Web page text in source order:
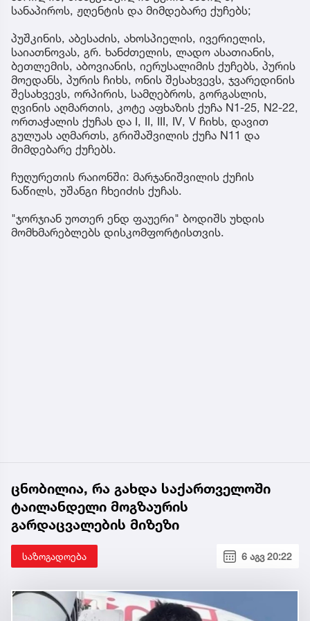
სანაპიროს, ჟღენტის და მიმდებარე ქუჩებს;
პუშკინის, აბესაძის, ახოსპიელის, ივერიელის,
საიათნოვას, გრ. ხანძთელის, ლადო ასათიანის,
ბეთლემის, აბოვიანის, იერუსალიმის ქუჩებს, პურის
მოედანს, პურის ჩიხს, ონის შესახვევს, ჯვარედინის
შესახვევს, ორპირის, სამღებროს, გორგასლის,
ღვინის აღმართის, კოტე აფხაზის ქუჩა N1-25, N2-22,
ორთაჭალის ქუჩას და I, II, III, IV, V ჩიხს, დავით
გულუას აღმართს, გრიშაშვილის ქუჩა N11 და
მიმდებარე ქუჩებს.
ჩუღურეთის რაიონში: მარჯანიშვილის ქუჩის
ნაწილს, უშანგი ჩხეიძის ქუჩას.
"ჯორჯიან უოთერ ენდ ფაუერი" ბოდიშს უხდის
მომხმარებლებს დისკომფორტისთვის.
ცნობილია, რა გახდა საქართველოში
ტაილანდელი მოგზაურის
გარდაცვალების მიზეზი
საზოგადოება 6 აგვ 20:22